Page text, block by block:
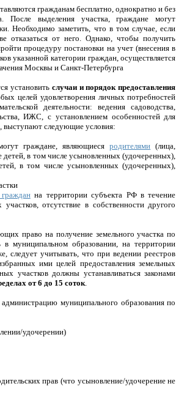
гражданам бесплатно, однократно и без
После выделения участка, граждане могут
Необходимо заметить, что в том случае, если
отказаться от него. Однако, чтобы получить
процедуру постановки на учет (внесения в
указанной категории граждан, осуществляется
Москвы и Санкт-Петербурга
установить случаи и порядок предоставления
целей удовлетворения личных потребностей
деятельности: ведения садоводства,
ИЖС, с установлением особенностей для
выступают следующие условия:
граждане, являющиесяродителями (лица,
в том числе усыновленных (удочеренных),
в том числе усыновленных (удочеренных),
на территории субъекта РФ в течение
отсутствие в собственности другого
право на получение земельного участка по
в муниципальном образовании, на территории
следует учитывать, что при ведении реестров
ими целей предоставления земельных
участков должны устанавливаться законами
от 6 до 15 соток
муниципального образования по
удочерении)
прав (что усыновление/удочерение не